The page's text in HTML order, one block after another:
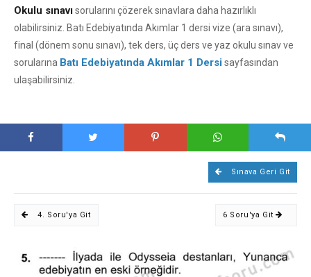
Okulu sınavısorularını çözerek sınavlara daha hazırlıklı
olabilirsiniz. Batı Edebiyatında Akımlar 1 dersi vize (ara sınavı),
final (dönem sonu sınavı), tek ders, üç ders ve yaz okulu sınav ve
sorularına Batı Edebiyatında Akımlar 1 Dersisayfasından
ulaşabilirsiniz.
Sınava Geri Git
4. Soru'ya Git 6 Soru'ya Git